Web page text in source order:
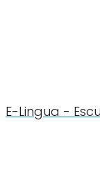
E-Lingua -